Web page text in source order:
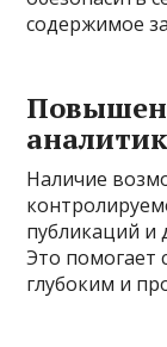
содержимое
Наличие
публикаций и
Это помогает
глубоким и